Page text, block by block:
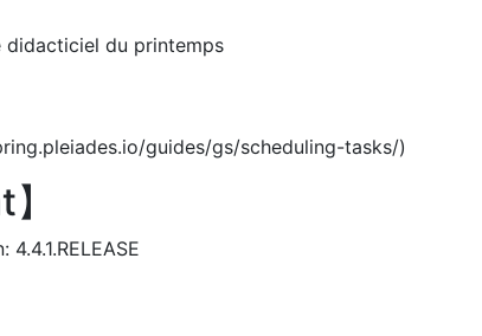
didacticiel du printemps
guides/gs/scheduling-tasks/)